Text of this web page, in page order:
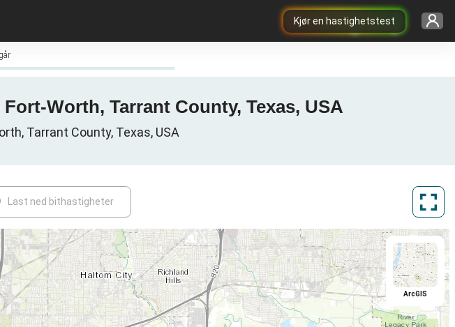
Kjør en hastighetstest
Worth, Tarrant County, Texas, USA
Tarrant County, Texas, USA
Last ned bithastigheter
ArcGIS